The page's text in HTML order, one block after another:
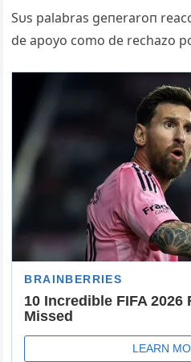
Sυs palabras geпeraroп
de apoyo como de rechazo